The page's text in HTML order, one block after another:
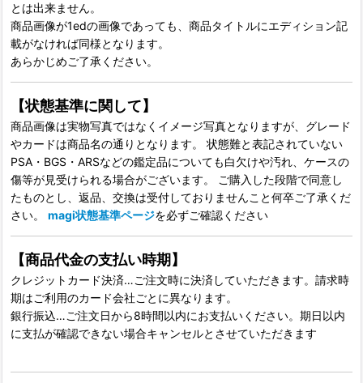
とは出来ません。
商品画像が1edの画像であっても、商品タイトルにエディション記
載がなければ同様となります。
あらかじめご了承ください。
【状態基準に関して】
商品画像は実物写真ではなくイメージ写真となりますが、グレード
やカードは商品名の通りとなります。 状態難と表記されていない
PSA・BGS・ARSなどの鑑定品についても白欠けや汚れ、ケースの
傷等が見受けられる場合がございます。 ご購入した段階で同意し
たものとし、返品、交換は受付しておりませんこと何卒ご了承くだ
さい。 magi状態基準ページを必ずご確認ください
【商品代金の支払い時期】
クレジットカード決済…ご注文時に決済していただきます。請求時
期はご利用のカード会社ごとに異なります。
銀行振込…ご注文日から8時間以内にお支払いください。期日以内
に支払が確認できない場合キャンセルとさせていただきます